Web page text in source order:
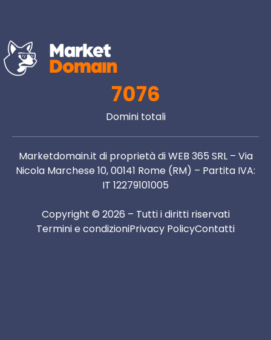
7076
Domini totali
Marketdomain.it di proprietà di WEB 365 SRL – Via
Nicola Marchese 10, 00141 Rome (RM) – Partita IVA:
IT 12279101005
Copyright © 2026 – Tutti i diritti riservati
Termini e condizioniPrivacy PolicyContatti